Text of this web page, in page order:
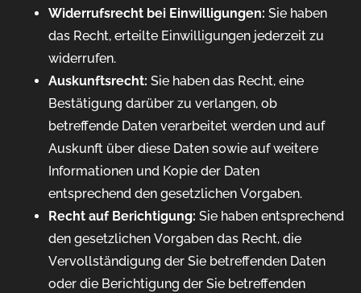
Widerrufsrecht bei Einwilligungen: Sie haben
das Recht, erteilte Einwilligungen jederzeit zu
widerrufen.
Auskunftsrecht: Sie haben das Recht, eine
Bestätigung darüber zu verlangen, ob
betreffende Daten verarbeitet werden und auf
Auskunft über diese Daten sowie auf weitere
Informationen und Kopie der Daten
entsprechend den gesetzlichen Vorgaben.
Recht auf Berichtigung: Sie haben entsprechend
den gesetzlichen Vorgaben das Recht, die
Vervollständigung der Sie betreffenden Daten
oder die Berichtigung der Sie betreffenden